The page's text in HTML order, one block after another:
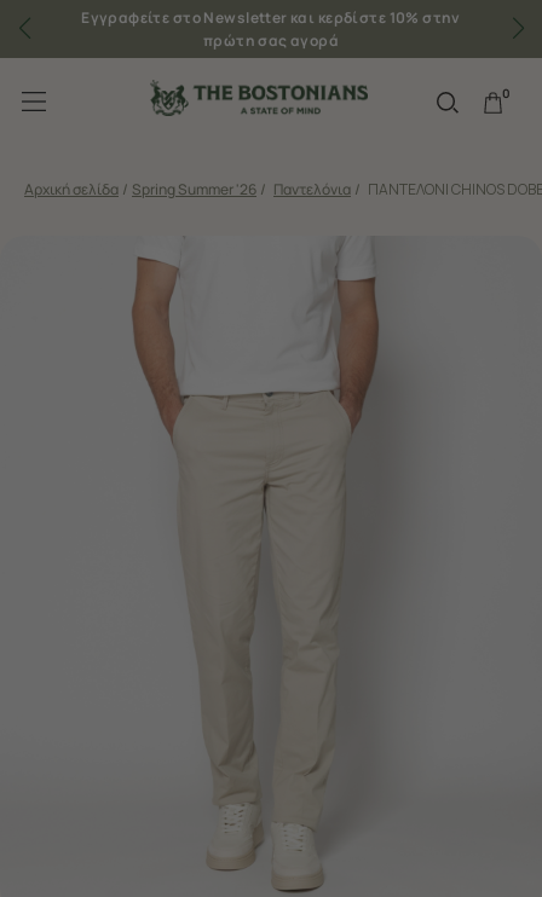
Εγγραφείτε στο Newsletter και κερδίστε 10% στην
πρώτη σας αγορά
0
Αρχική σελίδα / Spring Summer '26 / Παντελόνια / ΠΑΝΤΕΛΟΝΙ CHINOS